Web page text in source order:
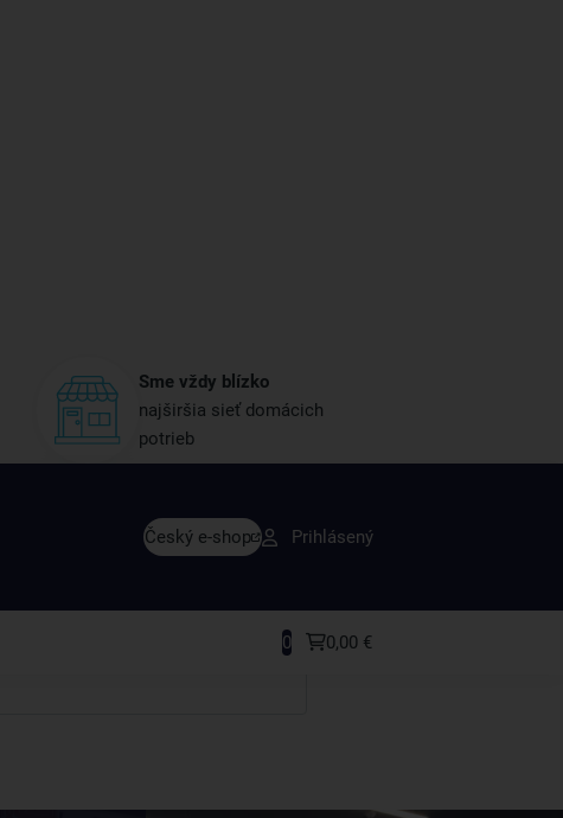
Sme vždy blízko
najširšia sieť domácich
potrieb
Český e-shop Prihlásený
0 0,00 €